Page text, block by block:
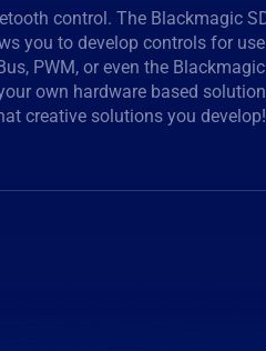
creative solutions you develop!